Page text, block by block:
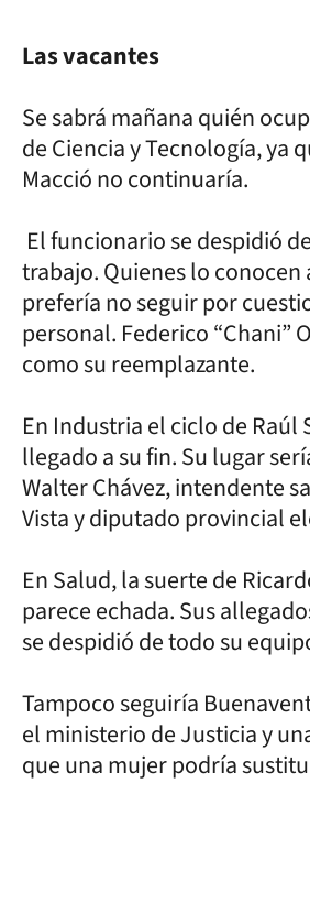
Las vacantes
Se sabrá mañana quién
de Ciencia y Tecnología, ya
Macció no continuaría.
El funcionario se despidió
trabajo. Quienes lo conocen
prefería no seguir por
personal. Federico “Chani”
como su reemplazante.
En Industria el ciclo de Raúl
llegado a su fin. Su lugar
Walter Chávez, intendente
Vista y diputado provincial
En Salud, la suerte de
parece echada. Sus
se despidió de todo su
Tampoco seguiría
el ministerio de Justicia y
que una mujer podría